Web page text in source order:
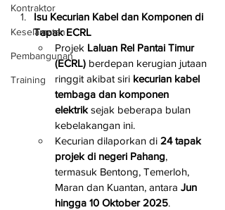
Kontraktor
Keselamatan
Pembangunan
Training
Isu Kecurian Kabel dan Komponen di
Tapak ECRL
Projek Laluan Rel Pantai Timur
(ECRL) berdepan kerugian jutaan
ringgit akibat siri kecurian kabel
tembaga dan komponen
elektrik sejak beberapa bulan
kebelakangan ini.
Kecurian dilaporkan di 24 tapak
projek di negeri Pahang,
termasuk Bentong, Temerloh,
Maran dan Kuantan, antara Jun
hingga 10 Oktober 2025.